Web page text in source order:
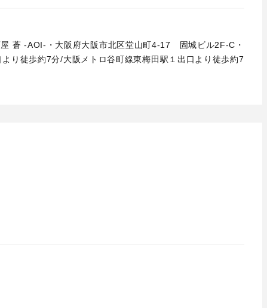
蒼 -AOI-・大阪府大阪市北区堂山町4-17 固城ビル2F-C・
り徒歩約7分/大阪メトロ谷町線東梅田駅１出口より徒歩約7